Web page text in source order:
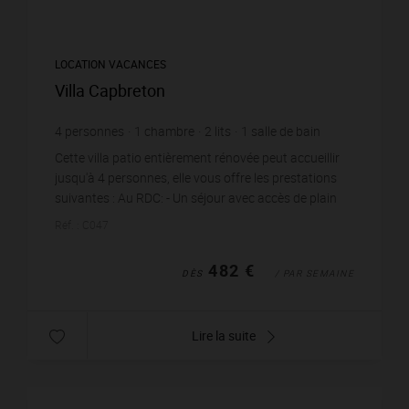
LOCATION VACANCES
Villa Capbreton
4 personnes chambre 2 lits
salle de bain
Cette villa patio entièrement rénovée peut accueillir
jusqu'à 4 personnes, elle vous offre les prestations
suivantes : Au RDC: - Un séjour avec accès de plain
DÈS 482 €
Lire la suite